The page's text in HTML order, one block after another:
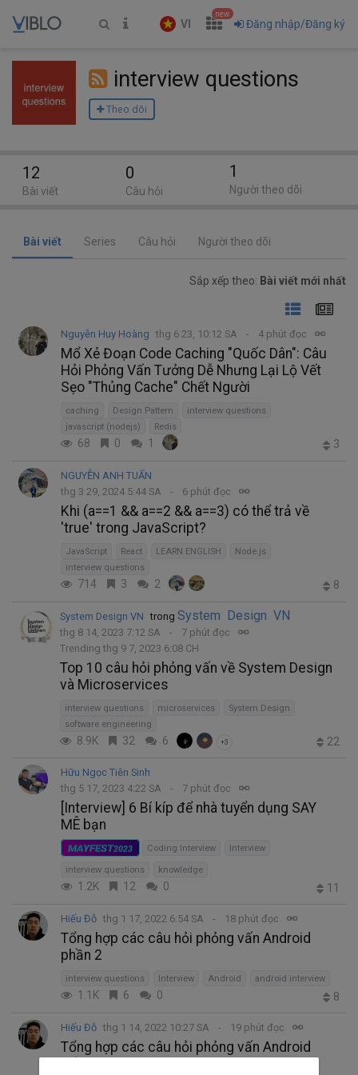
VI
new
Đăng nhập/Đăng ký
interview questions
Theo dõi
Bài viết Series Câu hỏi Người theo dõi
Sắp xếp theo: Bài viết mới nhất
Nguyễn Huy Hoàng thg 6 23, 10:12 SA 4 phút đọc
Mổ Xẻ Đoạn Code Caching "Quốc Dân": Câu
Hỏi Phỏng Vấn Tưởng Dễ Nhưng Lại Lộ Vết
Sẹo "Thủng Cache" Chết Người
caching Design Pattern
interview questions
javascript (nodejs)
Redis
68 0 1 3
NGUYỄN ANH TUẤN
thg 3 29, 2024 5:44 SA
6 phút đọc
Khi (a==1 && a==2 && a==3) có thể trả về
'true' trong JavaScript?
JavaScript React LEARN ENGLISH
Node.js
interview questions
714 3 2 8
System Design VN trong System Design VN
thg 8 14, 2023 7:12 SA
7 phút đọc
Trending thg 9 7, 2023 6:08 CH
Top 10 câu hỏi phỏng vấn về System Design
và Microservices
interview questions microservices
System Design
software engineering
8.9K 32 6 +3 22
Hữu Ngọc Tiên Sinh
thg 5 17, 2023 4:22 SA
7 phút đọc
[Interview] 6 Bí kíp để nhà tuyển dụng SAY
MÊ bạn
MAYFEST2023 Coding Interview Interview
interview questions knowledge
1.2K 12 0 11
Hiếu Đỗ thg 1 17, 2022 6:54 SA 18 phút đọc
Tổng hợp các câu hỏi phỏng vấn Android
phần 2
interview questions Interview Android android interview
1.1K 6 0 8
Hiếu Đỗ thg 1 14, 2022 10:27 SA 19 phút đọc
Tổng hợp các câu hỏi phỏng vấn Android
12
Bài viết
0
Câu hỏi
1
Người theo dõi